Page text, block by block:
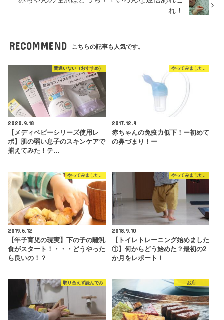
れ！
RECOMMEND こちらの記事も人気です。
間違いない（おすすめ）
2020.9.18
【メディベビーシリーズ使用レ
ポ】肌の弱い息子のスキンケアで
揃えてみた！テ…
やってみました。
2017.12.9
赤ちゃんの免疫力低下！ー初めて
の鼻づまり！ー
やってみました。
2019.6.12
【年子育児の現実】下の子の離乳
食がスタート！・・・どうやった
ら良いの！？
やってみました。
2018.9.10
【トイレトレーニング始めました
①】何からどう始めた？最初の2
か月をレポート！
取り合えず読んでみ お店